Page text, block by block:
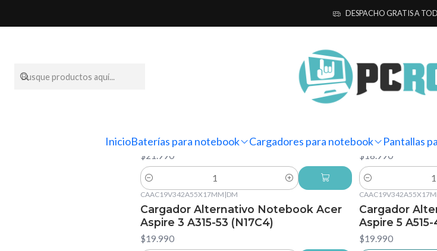
InicioBaterías para notebook Cargadores para notebook Pantallas
DESPACHO GRATIS A
Cargadores para notebook
Swift 1 SF113-31 (N17P2)
$21.990
Cantidad
Aspire Lite
$18.990
Cantidad
CAAC19V342A55X17MM |DM
Cargador Alternativo Notebook Acer
Aspire 3 A315-53 (N17C4)
$19.990
Cargador
Aspire 5 A515-
$19.990